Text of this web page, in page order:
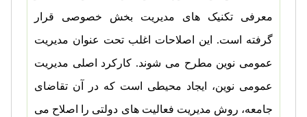
معرفی تکنیک های مدیریت بخش خصوصی قرار
گرفته است. این اصلاحات اغلب تحت عنوان مدیریت
عمومی نوین مطرح می شوند. کارکرد اصلی مدیریت
عمومی نوین، ایجاد محیطی است که در آن تقاضای
جامعه، روش مدیریت فعالیت های دولتی را اصلاح می